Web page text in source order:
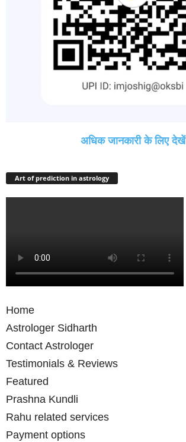
अधिक जानकारी के लिए देखें
Art of prediction in astrology
Home
Astrologer Sidharth
Contact Astrologer
Testimonials & Reviews
Featured
Prashna Kundli
Rahu related services
Payment options